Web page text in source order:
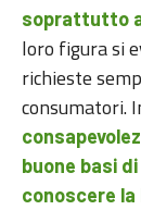
soprattutto
loro figura si
richieste
consumatori.
buone basi
conoscere